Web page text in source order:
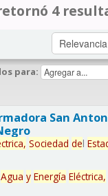
4
para:
San
Sociedad del
Agua y Energía Eléctrica,